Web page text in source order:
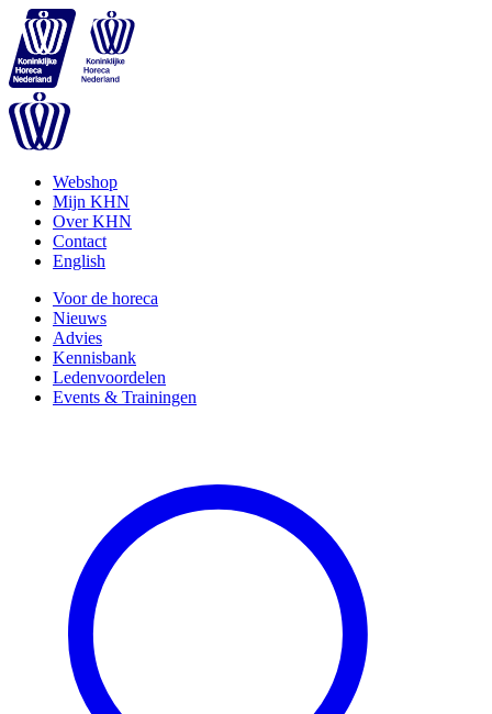
Webshop
Mijn KHN
Over KHN
Contact
English
Voor de horeca
Nieuws
Advies
Kennisbank
Ledenvoordelen
Events & Trainingen